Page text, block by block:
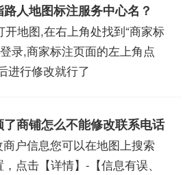
人地图标注服务中心名？
开地图,在右上角处找到“商家标
录,商家标注页面的左上角点
进行修改就行了
商铺怎么不能修改联系电话
商户信息您可以在地图上搜索
点击【详情】-【信息有误、